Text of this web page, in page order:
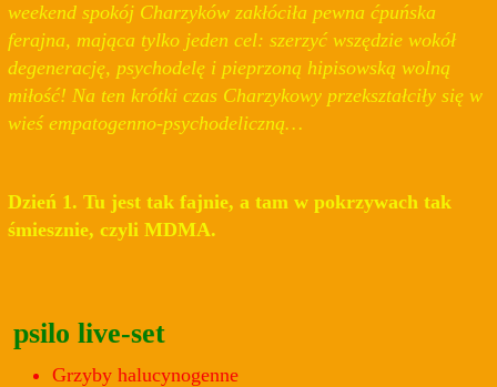
weekend spokój Charzyków zakłóciła pewna ćpuńska
ferajna, mająca tylko jeden cel: szerzyć wszędzie wokół
degenerację, psychodelę i pieprzoną hipisowską wolną
miłość! Na ten krótki czas Charzykowy przekształciły się w
wieś empatogenno-psychodeliczną…
Dzień 1. Tu jest tak fajnie, a tam w pokrzywach tak
śmiesznie, czyli MDMA.
psilo live-set
Grzyby halucynogenne